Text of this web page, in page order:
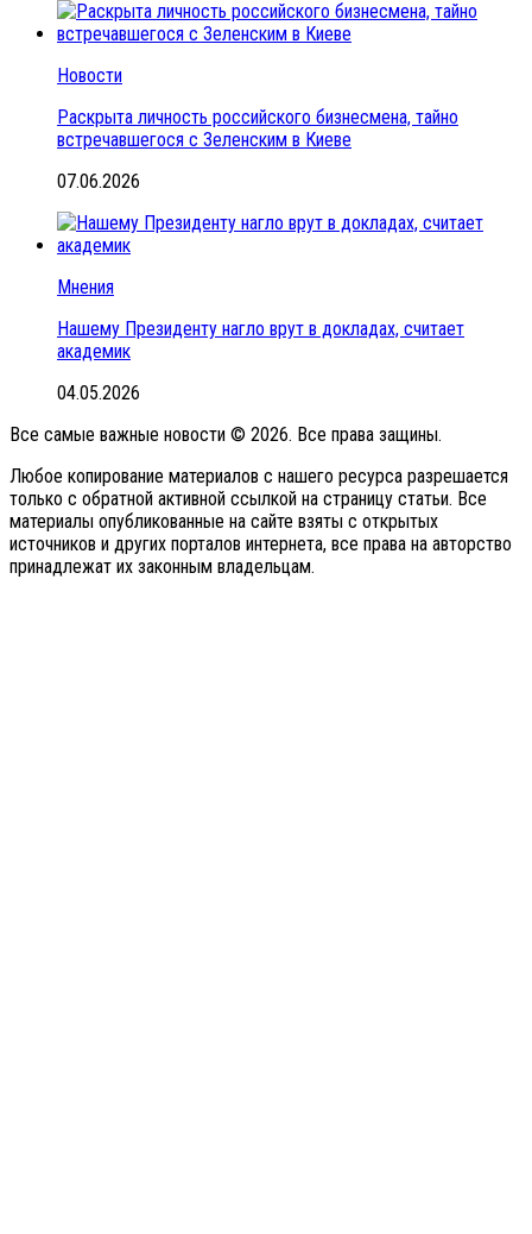
Новости
Раскрыта личность российского бизнесмена, тайно
встречавшегося с Зеленским в Киеве
07.06.2026
Мнения
Нашему Президенту нагло врут в докладах, считает
академик
04.05.2026
Все самые важные новости © 2026. Все права защины.
Любое копирование материалов с нашего ресурса разрешается
только с обратной активной ссылкой на страницу статьи. Все
материалы опубликованные на сайте взяты с открытых
источников и других порталов интернета, все права на авторство
принадлежат их законным владельцам.